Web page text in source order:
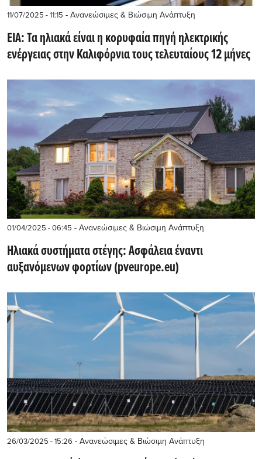
11/07/2025 - 11:15 - Ανανεώσιμες & Βιώσιμη Ανάπτυξη
EIA: Τα ηλιακά είναι η κορυφαία πηγή ηλεκτρικής
ενέργειας στην Καλιφόρνια τους τελευταίους 12 μήνες
01/04/2025 - 06:45 - Ανανεώσιμες & Βιώσιμη Ανάπτυξη
Ηλιακά συστήματα στέγης: Ασφάλεια έναντι
αυξανόμενων φορτίων (pveurope.eu)
26/03/2025 - 15:26 - Ανανεώσιμες & Βιώσιμη Ανάπτυξη